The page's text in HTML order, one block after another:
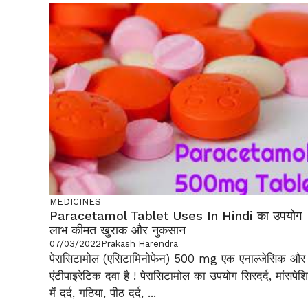
MEDICINES
Paracetamol Tablet Uses In Hindi का उपयोग
लाभ कीमत खुराक और नुकसान
07/03/2022Prakash Harendra
पेरासिटामोल (एसिटामिनोफेन) 500 mg एक एनाल्जेसिक और
एंटीपाइरेटिक दवा है ! पेरासिटामोल का उपयोग सिरदर्द,
में दर्द, गठिया, पीठ दर्द, ...